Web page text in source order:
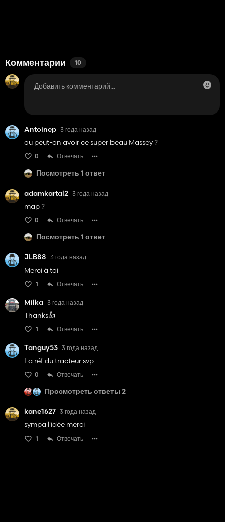
Комментарии 10
Antoinep 3 года назад
ou peut-on avoir ce super beau Massey ?
0 Отвечать
Посмотреть 1 ответ
adamkartal2 3 года назад
map ?
0 Отвечать
Посмотреть 1 ответ
JLB88 3 года назад
Merci à toi
1 Отвечать
Milka 3 года назад
Thanks👍️
1 Отвечать
Tanguy53 3 года назад
La réf du tracteur svp
0 Отвечать
Просмотреть ответы 2
kane1627 3 года назад
sympa l'idée merci
1 Отвечать